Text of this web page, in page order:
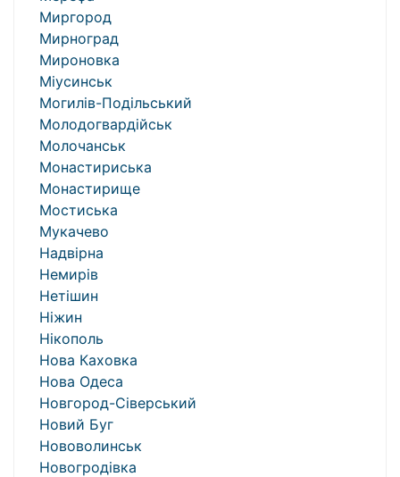
Миргород
Мирноград
Мироновка
Міусинськ
Могилів-Подільський
Молодогвардійськ
Молочанськ
Монастириська
Монастирище
Мостиська
Мукачево
Надвірна
Немирів
Нетішин
Ніжин
Нікополь
Нова Каховка
Нова Одеса
Новгород-Сіверський
Новий Буг
Нововолинськ
Новогродівка